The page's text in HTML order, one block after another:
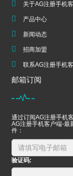
关于AG注册手机
产品中心
新闻动态
招商加盟
联系AG注册手机
邮箱订阅
通过订阅AG注册手机
AG注册手机客户端-最
件：
验证码: